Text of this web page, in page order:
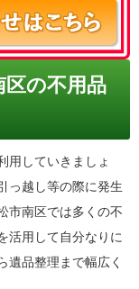
区の不用品
用していきましょ
っ越し等の際に発生
市南区では多くの不
活用して自分なりに
遺品整理まで幅広く